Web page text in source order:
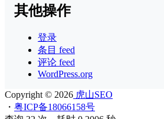
其他操作
登录
条目 feed
评论 feed
WordPress.org
Copyright © 2026 虎山SEO
・ 粤ICP备18066158号